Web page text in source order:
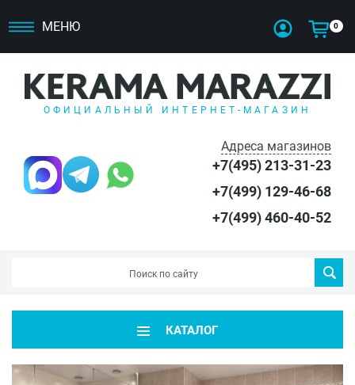
МЕНЮ 0
ОФИЦИАЛЬНЫЙ ИНТЕРНЕТ-МАГАЗИН
Адреса магазинов
+7(495) 213-31-23
+7(499) 129-46-68
+7(499) 460-40-52
КАТАЛОГ